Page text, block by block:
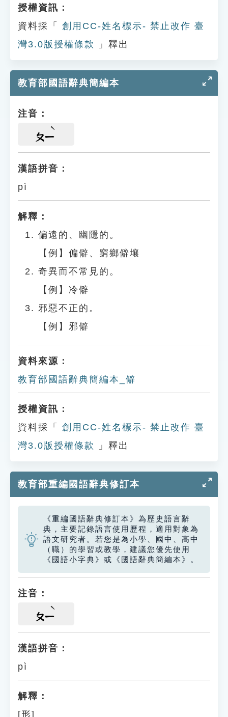
授權資訊：
資料採「
創用CC-姓名標示- 禁止改作 臺
灣3.0版授權條款
」釋出
教育部國語辭典簡編本
注音：
ㄆㄧ
漢語拼音：
pì
解釋：
偏遠的、幽隱的。
【例】偏僻、窮鄉僻壤
奇異而不常見的。
【例】冷僻
邪惡不正的。
【例】邪僻
資料來源：
教育部國語辭典簡編本_僻
授權資訊：
資料採「
創用CC-姓名標示- 禁止改作 臺
灣3.0版授權條款
」釋出
教育部重編國語辭典修訂本
《重編國語辭典修訂本》為歷史語言辭
典，主要記錄語言使用歷程，適用對象為
語文研究者。若您是為小學、國中、高中
（職）的學習或教學，建議您優先使用
《國語小字典》或《國語辭典簡編本》。
注音：
ㄆㄧ
漢語拼音：
pì
解釋：
[形]